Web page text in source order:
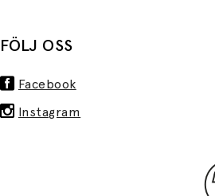
FÖLJ OSS
Facebook
Instagram